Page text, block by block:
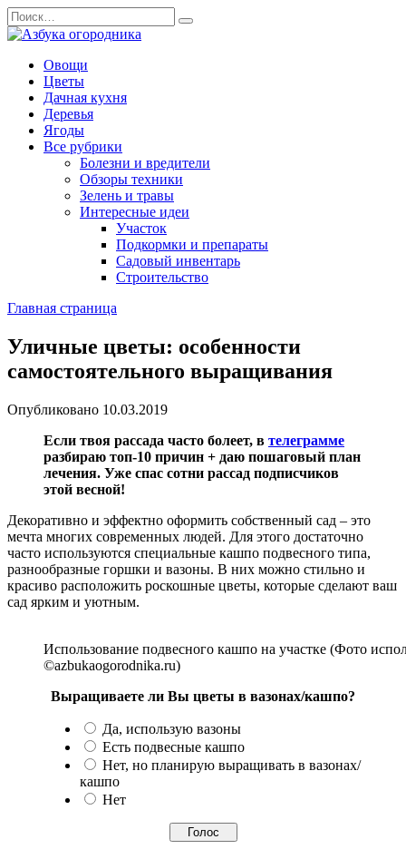
Перейти
к
содержанию
Search
for:
Овощи
Цветы
Дачная кухня
Деревья
Ягоды
Все рубрики
Болезни и вредители
Обзоры техники
Зелень и травы
Интересные идеи
Участок
Подкормки и препараты
Садовый инвентарь
Строительство
Главная страница
Уличные цветы: особенности
самостоятельного выращивания
Опубликовано 10.03.2019
Если твоя рассада часто болеет, в телеграмме
разбираю топ-10 причин + даю пошаговый план
лечения. Уже спас сотни рассад подписчиков
этой весной!
Декоративно и эффектно оформить собственный сад – это
мечта многих современных людей. Для этого достаточно
часто используются специальные кашпо подвесного типа,
разнообразные горшки и вазоны. В них можно стильно и
красиво расположить роскошные цветы, которые сделают ваш
сад ярким и уютным.
Использование подвесного кашпо на участке (Фото
©azbukaogorodnika.ru)
Выращиваете ли Вы цветы в вазонах/кашпо?
Да, использую вазоны
Есть подвесные кашпо
Нет, но планирую выращивать в вазонах/
кашпо
Нет